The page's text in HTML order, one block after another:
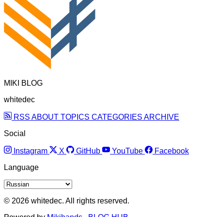
MIKI BLOG
whitedec
RSS ABOUT TOPICS CATEGORIES ARCHIVE
Social
Instagram X GitHub YouTube
Facebook
Language
© 2026 whitedec. All rights reserved.